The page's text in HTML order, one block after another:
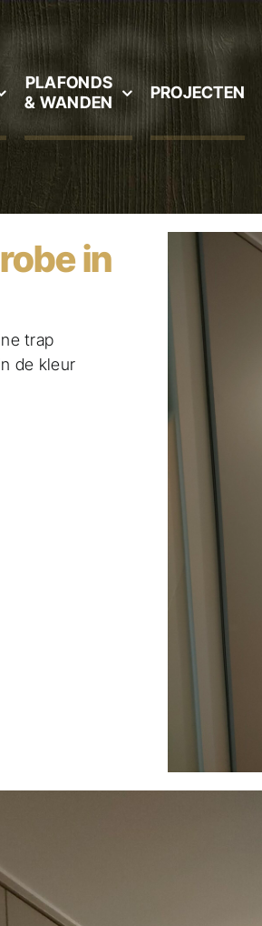
PLAFONDS
& WANDEN
PROJECTEN
in
trap
de kleur